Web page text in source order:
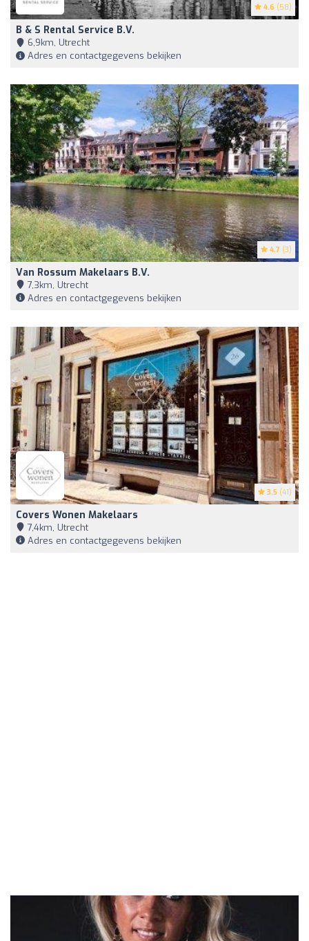
4.6 (58)
B & S Rental Service B.V.
6,9km, Utrecht
Adres en contactgegevens bekijken
4.7 (3)
Van Rossum Makelaars B.V.
7,3km, Utrecht
Adres en contactgegevens bekijken
3.5 (41)
Covers Wonen Makelaars
7,4km, Utrecht
Adres en contactgegevens bekijken